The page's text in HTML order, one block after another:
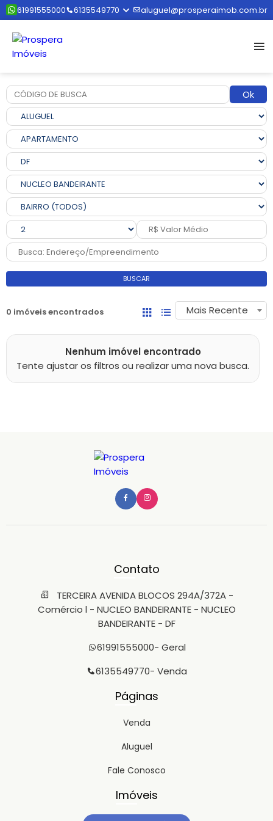
61991555000 6135549770 aluguel@prosperaimob.com.br
Ok
BUSCAR
0 imóveis encontrados Mais Recente
Nenhum imóvel encontrado
Tente ajustar os filtros ou realizar uma nova busca.
Contato
TERCEIRA AVENIDA BLOCOS 294A/372A -
Comércio l - NUCLEO BANDEIRANTE - NUCLEO
BANDEIRANTE - DF
61991555000- Geral
6135549770- Venda
Páginas
Venda
Aluguel
Fale Conosco
Imóveis